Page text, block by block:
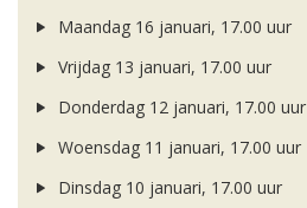
Maandag 16 januari, 17.00 uur
Vrijdag 13 januari, 17.00 uur
Donderdag 12 januari, 17.00 uur
Woensdag 11 januari, 17.00 uur
Dinsdag 10 januari, 17.00 uur